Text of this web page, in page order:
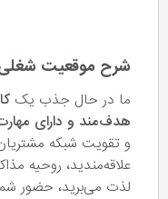
شرح موقعیت
ما در حال جذب یک
هدف‌مند و دارای
و تقویت شبکه
علاقه‌مندید، روحیه
لذت می‌برید، حضور